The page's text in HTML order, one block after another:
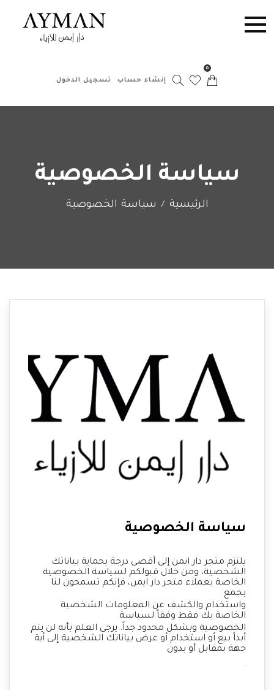
0
إنشاء حساب تسجيل الدخول
سياسة الخصوصية
الرئيسية / سياسة الخصوصية
سياسة الخصوصية
يلتزم متجر دار ايمن إلى أقصى درجة بحماية بياناتك
الشخصية، ومن خلال قبولكم لسياسة الخصوصية
الخاصة بعملاء متجر دار ايمن، فإنكم تسمحون لنا
بجمع
واستخدام والكشف عن المعلومات الشخصية
الخاصة بك فقط وفقاً لسياسة
الخصوصية وبشكل محدود جداً. يرجى العلم بأنه لن يتم
أبداً بيع أو استخدام أو عرض بياناتك الشخصية إلى أية
جهة بمقابل أو بدون
.